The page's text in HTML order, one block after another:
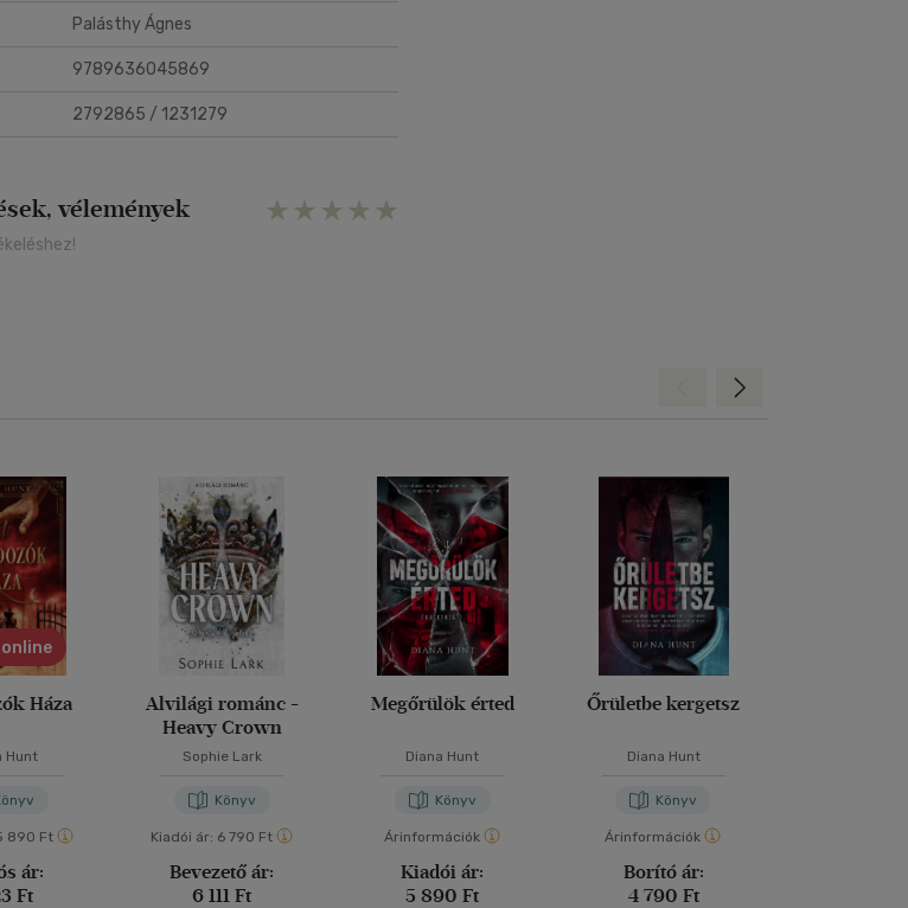
módon emlékeztet bennünket az élet
Ann Patchett
Palásthy Ágnes
9789636045869
2792865 / 1231279
vélemények
Háza
Hunt
890 Ft
ár:
Ft
Alvilági románc -
Heavy Crown
Sophie Lark
Könyv
Kiadói ár: 6 790 Ft
Bevezető ár:
6 111 Ft
Megőrülök érted
Diana Hunt
Könyv
Árinformációk
Kiadói ár:
5 890 Ft
Őrületbe kergetsz
Diana Hunt
Könyv
Árinformációk
Borító ár:
4 790 Ft
Előre